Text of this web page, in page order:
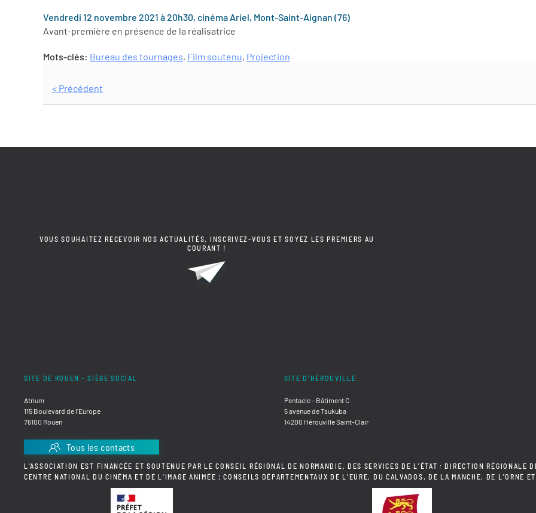
Vendredi 12 novembre 2021 à 20h30, cinéma Ariel, Mont-Saint-Aignan (76)
Avant-première en présence de la réalisatrice
Mots-clés: Bureau des tournages, Film soutenu, Projection
< Précédent
VOUS SOUHAITEZ RECEVOIR NOS ACTUALITÉS, INSCRIVEZ-VOUS ET SOYEZ LES PREMIERS AU
COURANT !
SITE DE ROUEN - SIÈGE SOCIAL
Atrium
115 Boulevard de l'Europe
76100 Rouen
Tous les contacts
SITE D'HÉROUVILLE
Pentacle - Bâtiment C
5 avenue de Tsukuba
14200 Hérouville Saint-Clair
L'ASSOCIATION EST FINANCÉE ET SOUTENUE PAR LE CONSEIL RÉGIONAL DE NORMANDIE, DES SERVICES DE L'ÉTAT : DIRECTION RÉGIONALE
CENTRE NATIONAL DU CINÉMA ET DE L'IMAGE ANIMÉE ; CONSEILS DÉPARTEMENTAUX DE L'EURE, DU CALVADOS, DE LA MANCHE, DE L'ORNE